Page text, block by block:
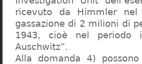
ricevuto da Himmler
gassazione di 2 milioni di
1943, cioè nel periodo
Auschwitz”.
Alla domanda 4)